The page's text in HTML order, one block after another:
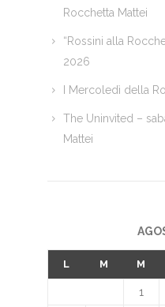
Rocchetta Mattei
“Rossini alla
2026
I Mercoledì della
The Uninvited –
Mattei
L M M
1